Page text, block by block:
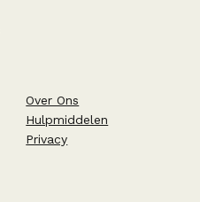
Over Ons
Hulpmiddelen
Privacy